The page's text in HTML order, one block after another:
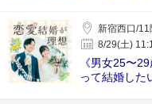
新宿西口/11
8/29(土)
《男女25〜
って結婚した